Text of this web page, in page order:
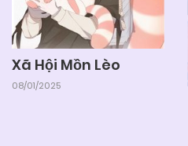
Xã Hội Mồn Lèo
08/01/2025